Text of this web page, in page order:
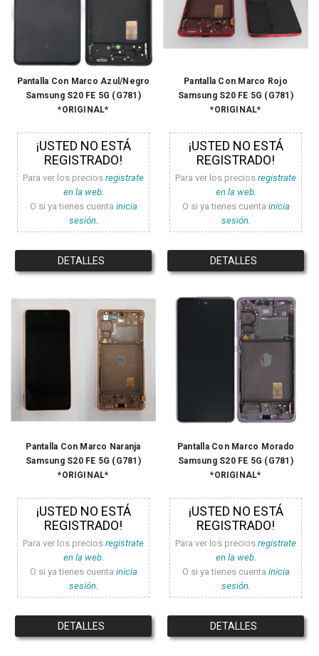
Pantalla Con Marco Azul/Negro
Samsung S20 FE 5G (G781)
*ORIGINAL*
¡USTED NO ESTÁ
REGISTRADO!
Para ver los precios registrate
en la web.
O si ya tienes cuenta inicia
sesión.
DETALLES
Pantalla Con Marco Rojo
Samsung S20 FE 5G (G781)
*ORIGINAL*
¡USTED NO ESTÁ
REGISTRADO!
Para ver los precios registrate
en la web.
O si ya tienes cuenta inicia
sesión.
DETALLES
Pantalla Con Marco Naranja
Samsung S20 FE 5G (G781)
*ORIGINAL*
¡USTED NO ESTÁ
REGISTRADO!
Para ver los precios registrate
en la web.
O si ya tienes cuenta inicia
sesión.
DETALLES
Pantalla Con Marco Morado
Samsung S20 FE 5G (G781)
*ORIGINAL*
¡USTED NO ESTÁ
REGISTRADO!
Para ver los precios registrate
en la web.
O si ya tienes cuenta inicia
sesión.
DETALLES